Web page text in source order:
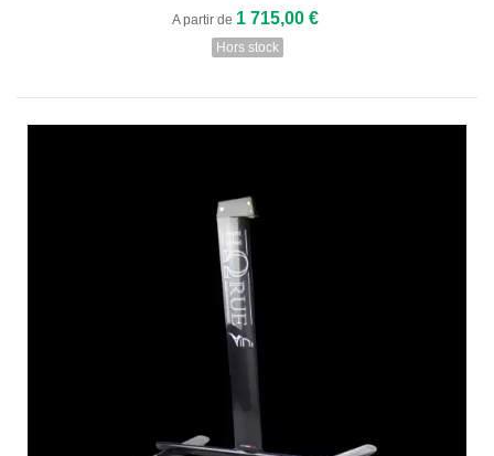
A partir de 1 715,00 €
Hors stock